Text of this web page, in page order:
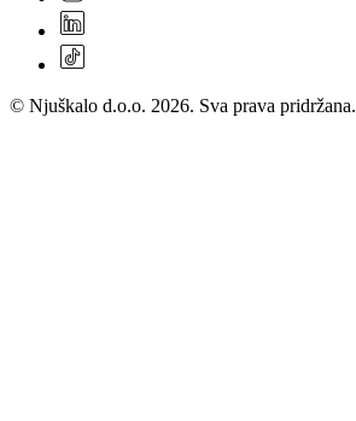
© Njuškalo d.o.o. 2026. Sva prava pridržana.